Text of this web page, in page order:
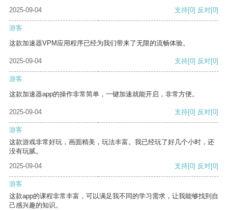
2025-09-04
支持[0] 反对[0]
游客
这款加速器VPM应用程序已经为我们带来了无限的流畅体验。
2025-09-04 支持[0] 反对[0]
游客
这款加速器app的操作非常简单，一键加速就能开启，非常方便。
2025-09-04 支持[0] 反对[0]
游客
这款游戏非常好玩，画面精美，玩法丰富。我已经玩了好几个小时，还
没有玩腻。
2025-09-04
支持[0] 反对[0]
游客
这款app的课程非常丰富，可以满足我不同的学习需求，让我能够找到自
己感兴趣的知识。